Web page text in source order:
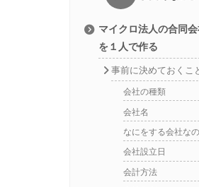
マイクロ法人の合同
を１人で作る
事前に決めておくこ
会社の種類
会社名
なにをする会社な
会社設立日
会計方法